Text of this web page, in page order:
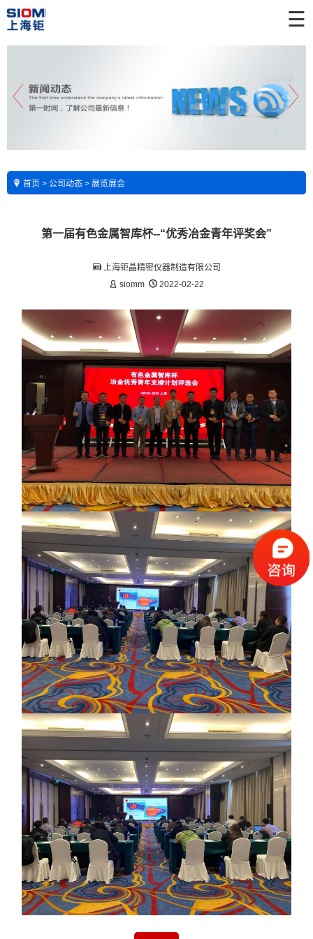
☰
首页 > 公司动态 > 展览展会
第一届有色金属智库杯--“优秀冶金青年评奖会”
上海钜晶精密仪器制造有限公司
siomm
2022-02-22